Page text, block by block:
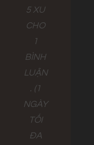
5 XU
CHO
1
BÌNH
LUẬN
. (1
NGÀY
TỐI
ĐA